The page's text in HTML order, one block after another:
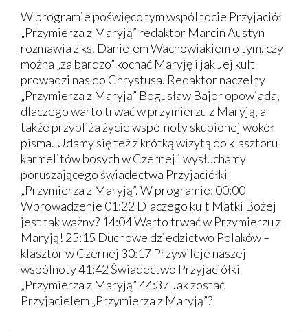
W programie poświęconym wspólnocie Przyjaciół
„Przymierza z Maryją” redaktor Marcin Austyn
rozmawia z ks. Danielem Wachowiakiem o tym, czy
można „za bardzo” kochać Maryję i jak Jej kult
prowadzi nas do Chrystusa. Redaktor naczelny
„Przymierza z Maryją” Bogusław Bajor opowiada,
dlaczego warto trwać w przymierzu z Maryją, a
także przybliża życie wspólnoty skupionej wokół
pisma. Udamy się też z krótką wizytą do klasztoru
karmelitów bosych w Czernej i wysłuchamy
poruszającego świadectwa Przyjaciółki
„Przymierza z Maryją”. W programie: 00:00
Wprowadzenie 01:22 Dlaczego kult Matki Bożej
jest tak ważny? 14:04 Warto trwać w Przymierzu z
Maryją! 25:15 Duchowe dziedzictwo Polaków –
klasztor w Czernej 30:17 Przywileje naszej
wspólnoty 41:42 Świadectwo Przyjaciółki
„Przymierza z Maryją” 44:37 Jak zostać
Przyjacielem „Przymierza z Maryją”?